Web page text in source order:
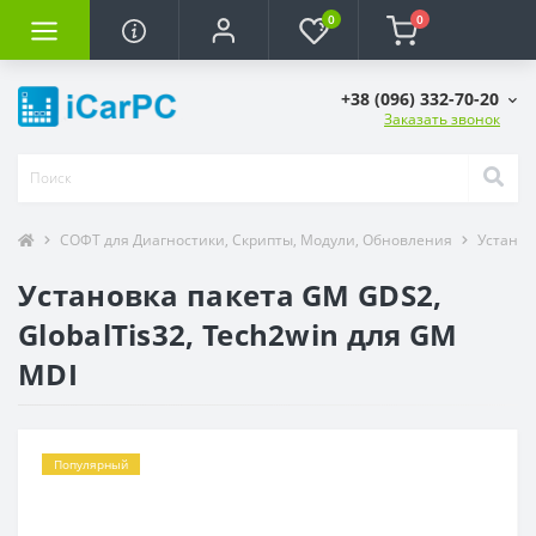
0 0
+38 (096) 332-70-20
Заказать звонок
СОФТ для Диагностики, Скрипты, Модули, Обновления
Установка пакета GM GDS2,
GlobalTis32, Tech2win для GM
MDI
Популярный